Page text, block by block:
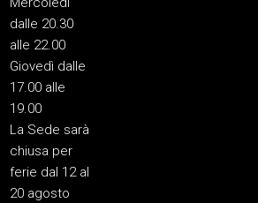
dalle 20.30
alle 22.00
Giovedì dalle
17.00 alle
19.00
La Sede sarà
chiusa per
ferie dal 12 al
20 agosto